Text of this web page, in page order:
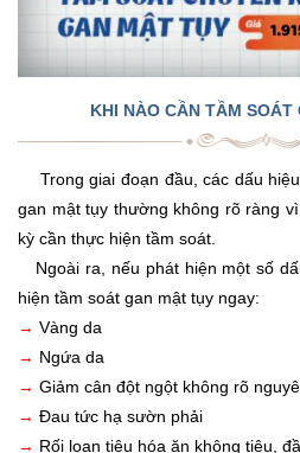
KHI NÀO CẦN TẦM SOÁT
Trong giai đoạn đầu, các dấu
gan mật tụy thường không rõ ràng
kỳ cần thực hiện tầm soát.
Ngoài ra, nếu phát hiện một số
hiện tầm soát gan mật tụy ngay:
→ Vàng da
→ Ngứa da
→ Giảm cân đột ngột không rõ
→ Đau tức hạ sườn phải
→ Rối loạn tiêu hóa ăn không tiêu,